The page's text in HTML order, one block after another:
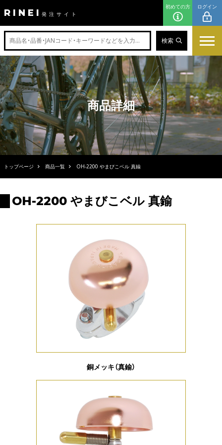
RINEI 発注サイト
初めての方 ログイン
検索
商品詳細
トップページ 商品一覧 OH-2200 やまびこベル 真鍮
OH-2200 やまびこベル 真鍮
銅メッキ（真鍮）